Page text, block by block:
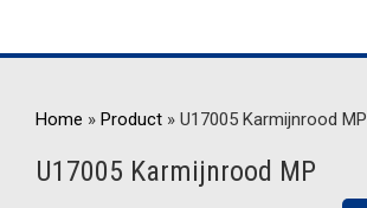
Home » Product » U17005 Karmijnrood MP
U17005 Karmijnrood MP